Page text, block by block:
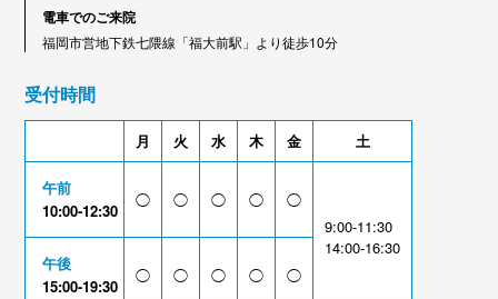
電車でのご来院
福岡市営地下鉄七隈線「福大前駅」より徒歩10分
受付時間
月 火 水 木 金 土
午前
10:00-12:30
◯ ◯ ◯ ◯
◯
9:00-11:30
14:00-16:30
午後
15:00-19:30
◯ ◯ ◯ ◯ ◯